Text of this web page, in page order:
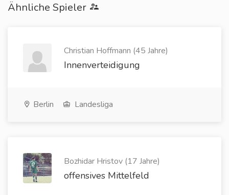
Ähnliche Spieler
Christian Hoffmann (45 Jahre)
Innenverteidigung
Berlin Landesliga
Bozhidar Hristov (17 Jahre)
offensives Mittelfeld